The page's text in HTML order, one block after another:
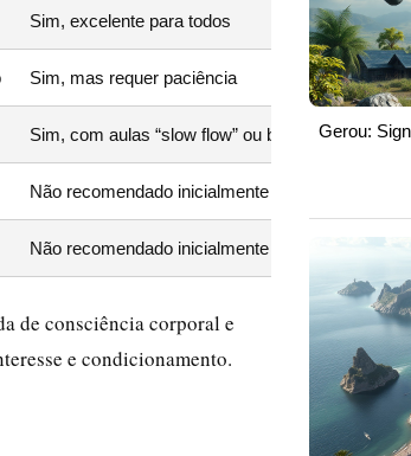
Sim, excelente para todos
Sim, mas requer paciência
Sim, com aulas “slow flow” ou básicas
Não recomendado inicialmente
Não recomendado inicialmente
de consciência corporal e
e condicionamento.
Gerou: